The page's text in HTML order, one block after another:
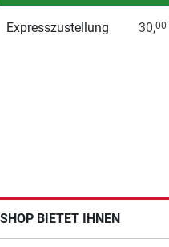
Expresszustellung 30,00
BIETET IHNEN